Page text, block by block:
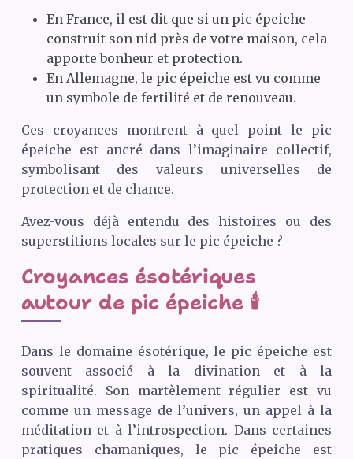
En France, il est dit que si un pic épeiche
construit son nid près de votre maison, cela
apporte bonheur et protection.
En Allemagne, le pic épeiche est vu comme
un symbole de fertilité et de renouveau.
Ces croyances montrent à quel point le pic
épeiche est ancré dans l’imaginaire collectif,
symbolisant des valeurs universelles de
protection et de chance.
Avez-vous déjà entendu des histoires ou des
superstitions locales sur le pic épeiche ?
Croyances ésotériques
autour de pic épeiche 🕯️
Dans le domaine ésotérique, le pic épeiche est
souvent associé à la divination et à la
spiritualité. Son martèlement régulier est vu
comme un message de l’univers, un appel à la
méditation et à l’introspection. Dans certaines
pratiques chamaniques, le pic épeiche est